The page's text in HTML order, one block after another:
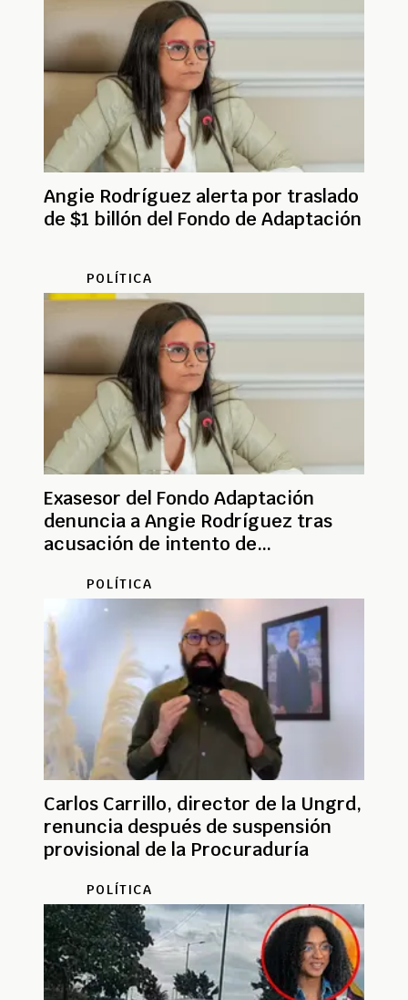
Angie Rodríguez alerta por traslado
de $1 billón del Fondo de Adaptación
POLÍTICA
Exasesor del Fondo Adaptación
denuncia a Angie Rodríguez tras
acusación de intento de
POLÍTICA
Carlos Carrillo, director de la Ungrd,
renuncia después de suspensión
provisional de la Procuraduría
POLÍTICA